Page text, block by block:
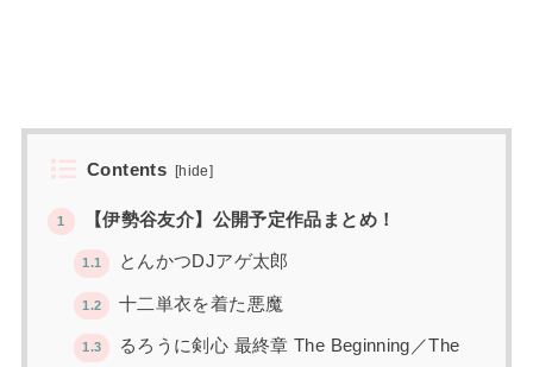
Contents [hide]
1 【伊勢谷友介】公開予定作品まとめ！
1.1 とんかつDJアゲ太郎
1.2 十二単衣を着た悪魔
1.3
るろうに剣心 最終章 The Beginning／The